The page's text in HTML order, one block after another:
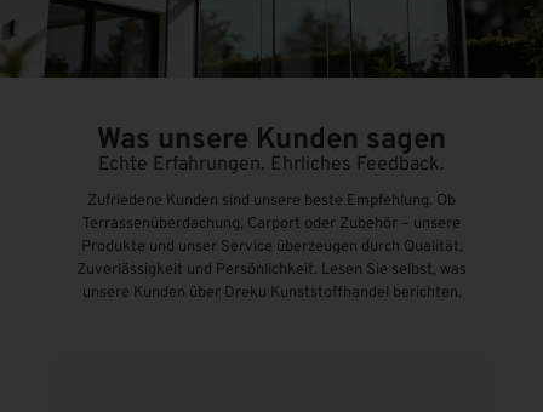
Was unsere Kunden sagen
Echte Erfahrungen. Ehrliches Feedback.
Zufriedene Kunden sind unsere beste Empfehlung. Ob
Terrassenüberdachung, Carport oder Zubehör – unsere
Produkte und unser Service überzeugen durch Qualität,
Zuverlässigkeit und Persönlichkeit. Lesen Sie selbst, was
unsere Kunden über Dreku Kunststoffhandel berichten.